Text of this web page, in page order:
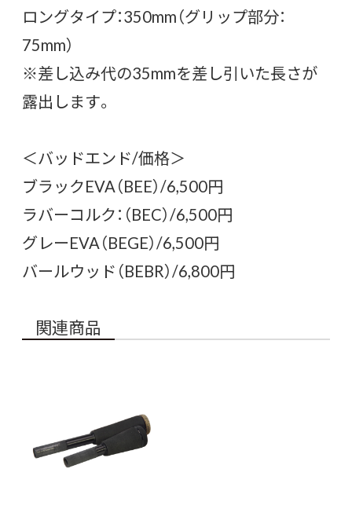
ロングタイプ：350mm（グリップ部分：
75mm）
※差し込み代の35mmを差し引いた長さが
露出します。
＜バッドエンド/価格＞
ブラックEVA（BEE）/6,500円
ラバーコルク：（BEC）/6,500円
グレーEVA（BEGE）/6,500円
バールウッド（BEBR）/6,800円
関連商品